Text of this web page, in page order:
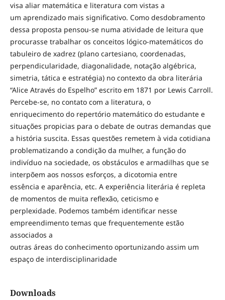
visa aliar matemática e literatura com vistas a
um aprendizado mais significativo. Como desdobramento
dessa proposta pensou-se numa atividade de leitura que
procurasse trabalhar os conceitos lógico-matemáticos do
tabuleiro de xadrez (plano cartesiano, coordenadas,
perpendicularidade, diagonalidade, notação algébrica,
simetria, tática e estratégia) no contexto da obra literária
“Alice Através do Espelho” escrito em 1871 por Lewis Carroll.
Percebe-se, no contato com a literatura, o
enriquecimento do repertório matemático do estudante e
situações propicias para o debate de outras demandas que
a história suscita. Essas questões remetem à vida cotidiana
problematizando a condição da mulher, a função do
indivíduo na sociedade, os obstáculos e armadilhas que se
interpõem aos nossos esforços, a dicotomia entre
essência e aparência, etc. A experiência literária é repleta
de momentos de muita reflexão, ceticismo e
perplexidade. Podemos também identificar nesse
empreendimento temas que frequentemente estão
associados a
outras áreas do conhecimento oportunizando assim um
espaço de interdisciplinaridade
Downloads